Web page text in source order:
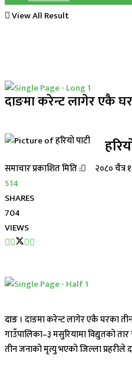
View All Result
दाङमा करेन्ट लागेर एकै
समाचार प्रकाशित मिति :
२०८० चैत्र
514
SHARES
704
VIEWS
दाङ । दाङमा करेन्ट लागेर एकै घरका
गाउँपालिका–३ मसुरियामा विद्युतको
तीन जनाको मृत्यु भएको जिल्ला प्रहरीले